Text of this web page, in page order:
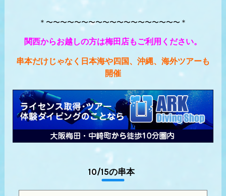
＊〜〜〜〜〜〜〜〜〜〜〜〜〜〜〜〜〜〜〜＊
関西からお越しの方は梅田店もご利用ください。
串本だけじゃなく日本海や四国、沖縄、海外ツアーも
開催
10/15の串本